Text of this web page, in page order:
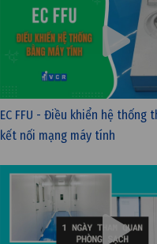
EC FFU - Điều khiển hệ thống
kết nối mạng máy tính